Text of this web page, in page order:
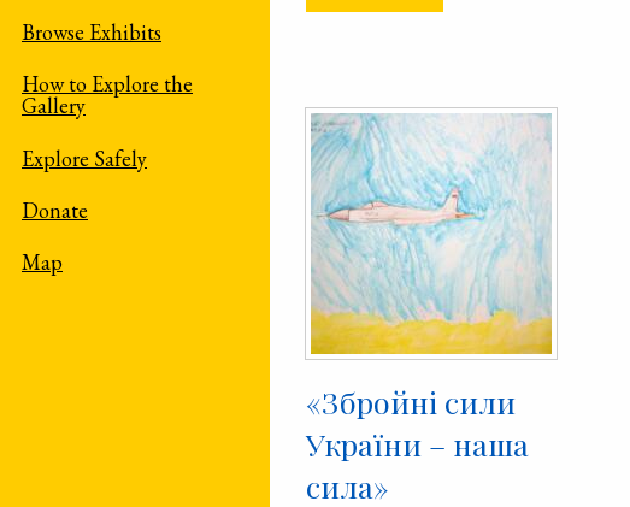
Browse Exhibits
How to Explore the
Gallery
Explore Safely
Donate
Map
«Збройні сили
України – наша
сила»